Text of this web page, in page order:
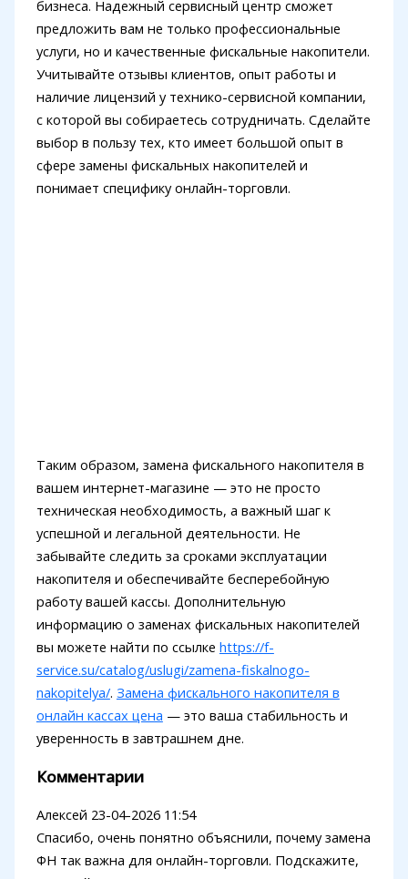
бизнеса. Надежный сервисный центр сможет
предложить вам не только профессиональные
услуги, но и качественные фискальные накопители.
Учитывайте отзывы клиентов, опыт работы и
наличие лицензий у технико-сервисной компании,
с которой вы собираетесь сотрудничать. Сделайте
выбор в пользу тех, кто имеет большой опыт в
сфере замены фискальных накопителей и
понимает специфику онлайн-торговли.
Таким образом, замена фискального накопителя в
вашем интернет-магазине — это не просто
техническая необходимость, а важный шаг к
успешной и легальной деятельности. Не
забывайте следить за сроками эксплуатации
накопителя и обеспечивайте бесперебойную
работу вашей кассы. Дополнительную
информацию о заменах фискальных накопителей
вы можете найти по ссылке https://f-
service.su/catalog/uslugi/zamena-fiskalnogo-
nakopitelya/. Замена фискального накопителя в
онлайн кассах цена — это ваша стабильность и
уверенность в завтрашнем дне.
Комментарии
Алексей 23-04-2026 11:54
Спасибо, очень понятно объяснили, почему замена
ФН так важна для онлайн-торговли. Подскажите,